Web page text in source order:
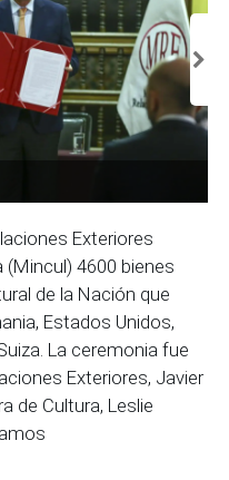
Exteriores
4600 bienes
de la Nación que
Estados Unidos,
La ceremonia fue
Exteriores, Javier
de Cultura, Leslie